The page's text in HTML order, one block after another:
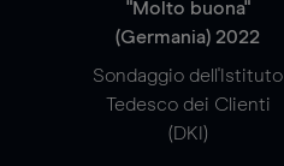
"Molto buona"
(Germania) 2022
Sondaggio dell'Istituto
Tedesco dei Clienti
(DKI)